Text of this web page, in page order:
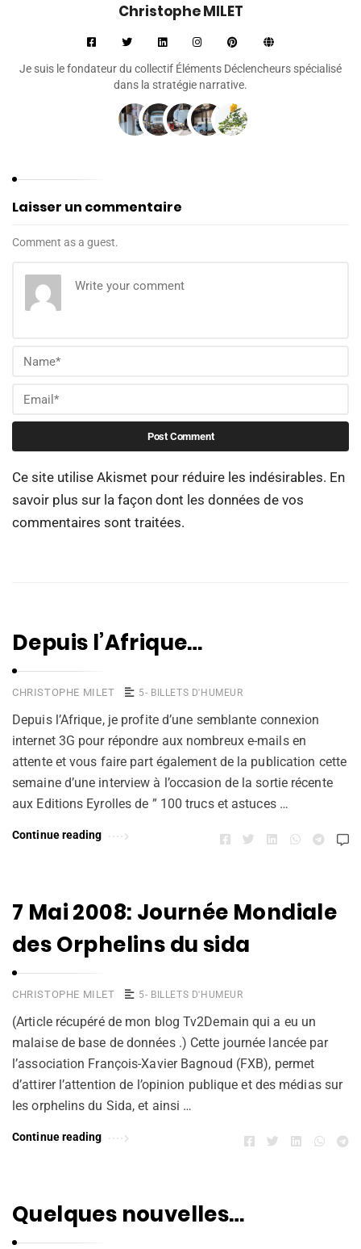
Christophe MILET
Je suis le fondateur du collectif Éléments Déclencheurs spécialisé
dans la stratégie narrative.
Laisser un commentaire
Comment as a guest.
Ce site utilise Akismet pour réduire les indésirables. En
savoir plus sur la façon dont les données de vos
commentaires sont traitées.
Depuis l’Afrique…
CHRISTOPHE MILET 5- BILLETS D'HUMEUR
Depuis l’Afrique, je profite d’une semblante connexion
internet 3G pour répondre aux nombreux e-mails en
attente et vous faire part également de la publication cette
semaine d’une interview à l’occasion de la sortie récente
aux Editions Eyrolles de ” 100 trucs et astuces …
Continue reading
7 Mai 2008: Journée Mondiale
des Orphelins du sida
CHRISTOPHE MILET 5- BILLETS D'HUMEUR
(Article récupéré de mon blog Tv2Demain qui a eu un
malaise de base de données .) Cette journée lancée par
l’association François-Xavier Bagnoud (FXB), permet
d’attirer l’attention de l’opinion publique et des médias sur
les orphelins du Sida, et ainsi …
Continue reading
Quelques nouvelles…